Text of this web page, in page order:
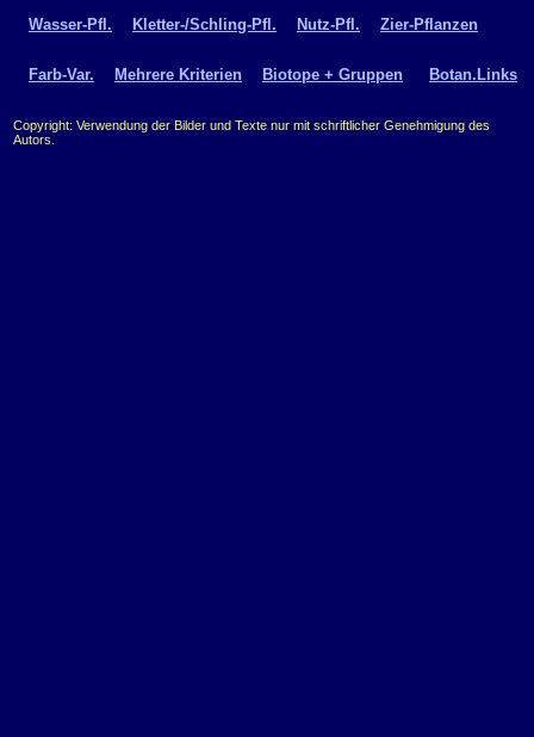
Wasser-Pfl. Kletter-/Schling-Pfl. Nutz-Pfl. Zier-Pflanzen
Farb-Var. Mehrere Kriterien Biotope + Gruppen Botan.Links
Copyright: Verwendung der Bilder und Texte nur mit schriftlicher Genehmigung des
Autors.